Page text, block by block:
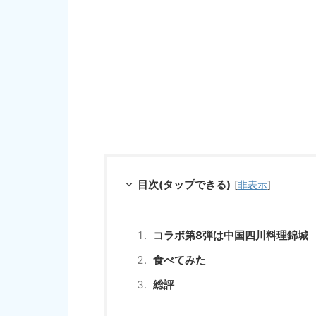
目次(タップできる) [非表示]
コラボ第8弾は中国四川料理錦城
食べてみた
総評